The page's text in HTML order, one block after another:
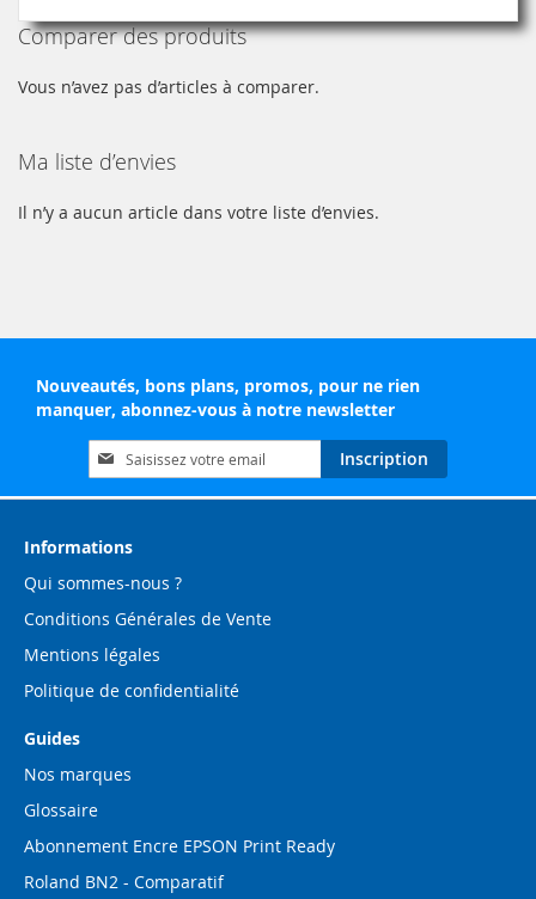
Comparer des produits
Vous n’avez pas d’articles à comparer.
Ma liste d’envies
Il n’y a aucun article dans votre liste d’envies.
Nouveautés, bons plans, promos, pour ne rien
manquer, abonnez-vous à notre newsletter
Inscription
à
notre
d’information
Inscription
Informations
Qui sommes-nous ?
Conditions Générales de Vente
Mentions légales
Politique de confidentialité
Guides
Nos marques
Glossaire
Abonnement Encre EPSON Print Ready
Roland BN2 - Comparatif